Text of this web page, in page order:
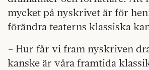
mycket på nyskrivet är för
förändra teaterns klassiska
– Hur får vi fram nyskriven
kanske är våra framtida